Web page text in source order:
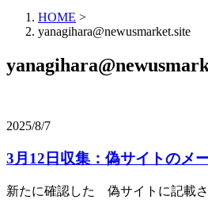
HOME >
yanagihara@newusmarket.site
2025/8/7
3月12日収集：偽サイトのメ
新たに確認した 偽サイトに記載